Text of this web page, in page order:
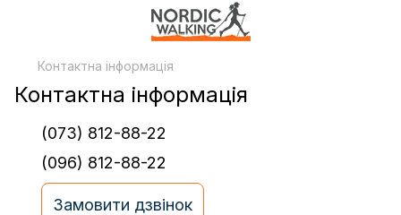
Контактна інформація
Контактна інформація
(073) 812-88-22
(096) 812-88-22
Замовити дзвінок